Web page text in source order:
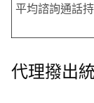
平均諮詢通話
代理撥出